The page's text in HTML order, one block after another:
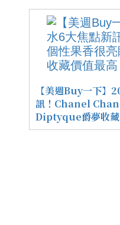
【美週Buy一下】
訊！Chanel
Diptyque爵夢收藏